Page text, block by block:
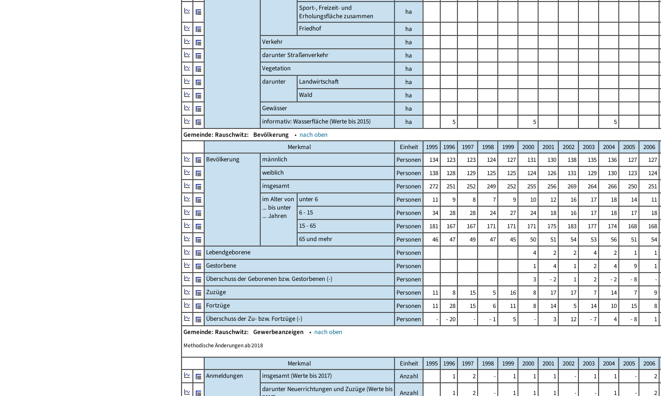
Sport-, Freizeit- und
Erholungsfläche zusammen
ha
Friedhof
ha
Verkehr
ha
darunter Straßenverkehr
ha
Vegetation
ha
darunter
Landwirtschaft
ha
Wald
ha
Gewässer
ha
informativ: Wasserfläche (Werte bis 2015)
ha 5 5
5
Gemeinde: Rauschwitz: Bevölkerung ▴ nach oben
Merkmal
Einheit 1995 1996 1997 1998 1999 2000 2001 2002 2003 2004 2005
2006
Bevölkerung
männlich Personen 134 123 123 124 127 131 130 138 135 136 127
127
weiblich
Personen 138 128 129 125 125 124 126 131 129 130 123
124
insgesamt
Personen 272 251 252 249 252 255 256 269 264 266 250
251
im Alter von
... bis unter
... Jahren
unter 6 Personen 11 9 8 7 9 10 12 16 17 18 14
11
6 - 15
Personen 34 28 28 24 27 24 18 16 17 18 17
18
15 - 65
Personen 181 167 167 171 171 171 175 183 177 174 168
168
65 und mehr
Personen 46 47 49 47 45 50 51 54 53 56 51
54
Lebendgeborene
Personen 4 2 2 4 2 1
1
Gestorbene
Personen 1 4 1 2 4 9
1
Überschuss der Geborenen bzw. Gestorbenen (-)
Personen 3 - 2 1 2 - 2 - 8
-
Zuzüge
Personen 11 8 15 5 16 8 17 17 7 14 7
9
Fortzüge
Personen 11 28 15 6 11 8 14 5 14 10 15
8
Überschuss der Zu- bzw. Fortzüge (-)
Personen - - 20 - - 1 5 - 3 12 - 7 4 - 8
1
Gemeinde: Rauschwitz: Gewerbeanzeigen ▴ nach oben
Methodische Änderungen ab 2018
Merkmal Einheit 1995 1996 1997 1998 1999 2000 2001 2002 2003 2004 2005
2006
Anmeldungen
insgesamt (Werte bis 2017) Anzahl 1 2 - 1 1 1 - 1 1 -
2
darunter Neuerrichtungen und Zuzüge (Werte bis
Anzahl 1 2 - 1 1 1 - - 1 -
2